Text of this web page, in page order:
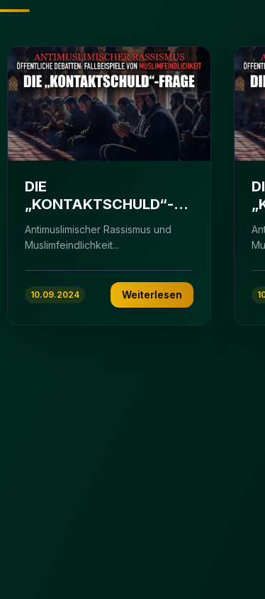
DIE
„KONTAKTSCHULD“-
FRAGE - IM ZWEIFEL
SCHULDIG
Antimuslimischer Rassismus und
Muslimfeindlichkeit...
10.09.2024 Weiterlesen